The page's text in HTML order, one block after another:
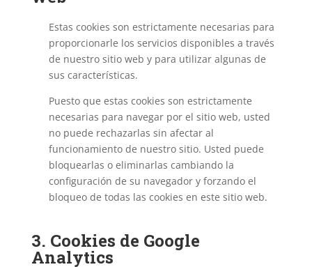
Estas cookies son estrictamente necesarias para
proporcionarle los servicios disponibles a través
de nuestro sitio web y para utilizar algunas de
sus características.
Puesto que estas cookies son estrictamente
necesarias para navegar por el sitio web, usted
no puede rechazarlas sin afectar al
funcionamiento de nuestro sitio. Usted puede
bloquearlas o eliminarlas cambiando la
configuración de su navegador y forzando el
bloqueo de todas las cookies en este sitio web.
3. Cookies de Google
Analytics